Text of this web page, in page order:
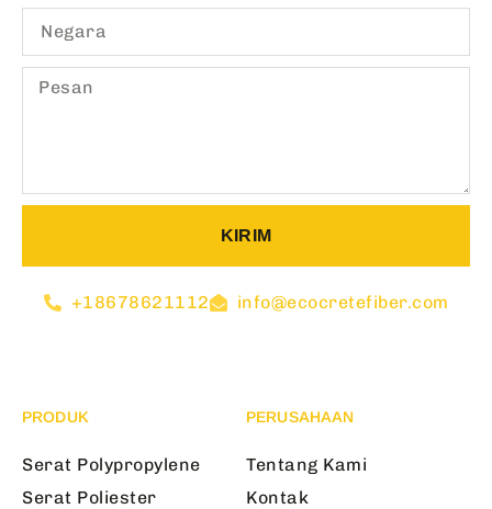
KIRIM
+18678621112 info@ecocretefiber.com
PRODUK
Serat Polypropylene
Serat Poliester
PERUSAHAAN
Tentang Kami
Kontak